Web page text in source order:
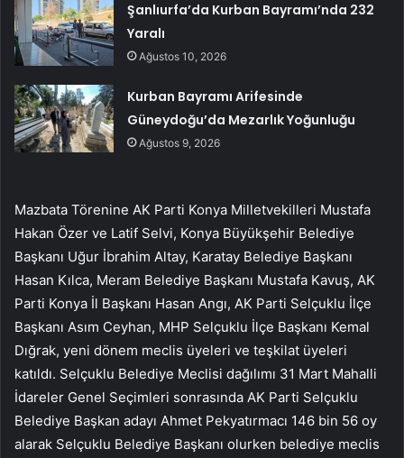
Şanlıurfa’da Kurban Bayramı’nda 232
Yaralı
Ağustos 10, 2026
Kurban Bayramı Arifesinde
Güneydoğu’da Mezarlık Yoğunluğu
Ağustos 9, 2026
Mazbata Törenine AK Parti Konya Milletvekilleri Mustafa
Hakan Özer ve Latif Selvi, Konya Büyükşehir Belediye
Başkanı Uğur İbrahim Altay, Karatay Belediye Başkanı
Hasan Kılca, Meram Belediye Başkanı Mustafa Kavuş, AK
Parti Konya İl Başkanı Hasan Angı, AK Parti Selçuklu İlçe
Başkanı Asım Ceyhan, MHP Selçuklu İlçe Başkanı Kemal
Dığrak, yeni dönem meclis üyeleri ve teşkilat üyeleri
katıldı. Selçuklu Belediye Meclisi dağılımı 31 Mart Mahalli
İdareler Genel Seçimleri sonrasında AK Parti Selçuklu
Belediye Başkan adayı Ahmet Pekyatırmacı 146 bin 56 oy
alarak Selçuklu Belediye Başkanı olurken belediye meclis